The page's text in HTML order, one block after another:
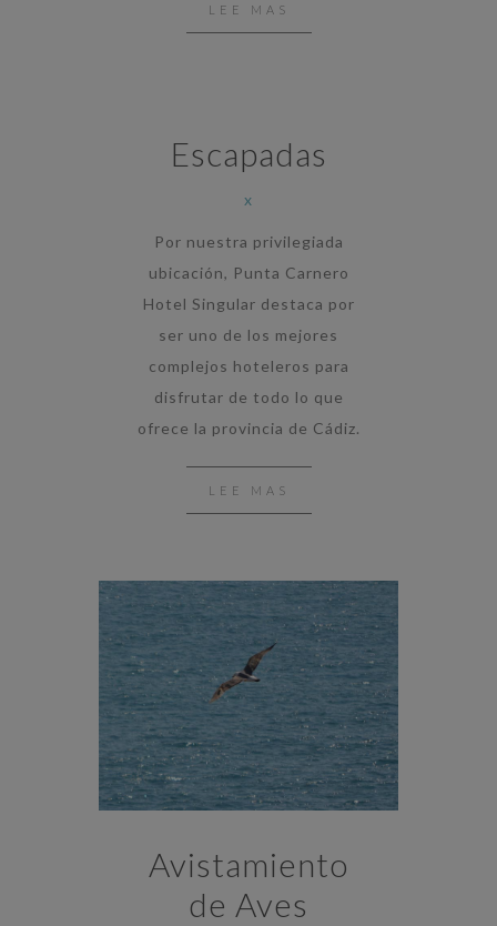
LEE MAS
Escapadas
x
Por nuestra privilegiada
ubicación, Punta Carnero
Hotel Singular destaca por
ser uno de los mejores
complejos hoteleros para
disfrutar de todo lo que
ofrece la provincia de Cádiz.
LEE MAS
Avistamiento
de Aves